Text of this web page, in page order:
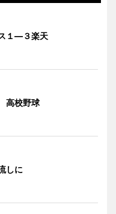
１―３楽天
高校野球
しに